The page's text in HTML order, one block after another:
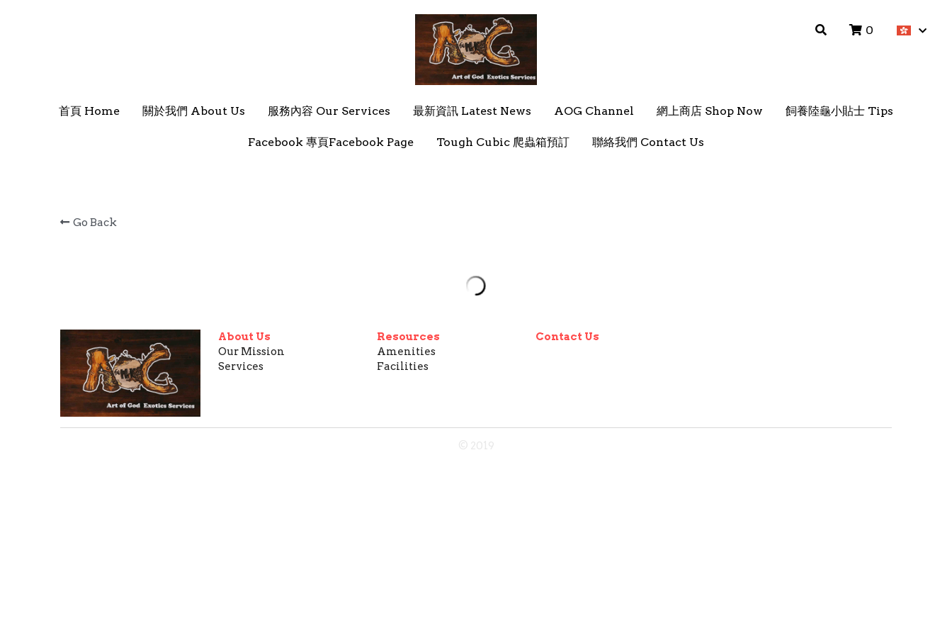
首頁 Home 關於我們 About Us 服務內容 Our Services 最新資訊 Latest News AOG Channel 網上商店 Shop Now 飼養陸龜小貼士 Tips
Facebook 專頁Facebook Page Tough Cubic 爬蟲箱預訂 聯絡我們 Contact Us
0
首頁 Home 關於我們 About Us 服務內容 Our Services 最新資訊 Latest News AOG Channel 網上商店 Shop Now 飼養陸龜小貼士 Tips
Facebook 專頁Facebook Page Tough Cubic 爬蟲箱預訂 聯絡我們 Contact Us
0
Go Back
About Us
Our Mission
Services
Resources
Amenities
Facilities
Contact Us